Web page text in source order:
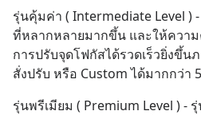
รุ่นคุ้มค่า ( Intermediate Level )
ที่หลากหลายมากขึ้น และให้ควา
การปรับจุดโฟกัสได้รวดเร็วยิ่งขึ้น
สั่งปรับ หรือ Custom ได้มากกว่า
รุ่นพรีเมียม ( Premium Level ) -